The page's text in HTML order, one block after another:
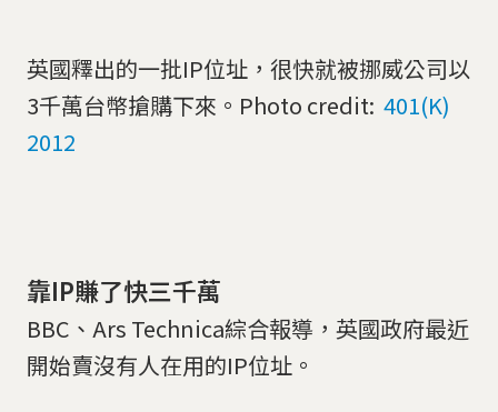
英國釋出的一批IP位址，很快就被挪威公司以
3千萬台幣搶購下來。Photo credit: 401(K)
2012
靠IP賺了快三千萬
BBC、Ars Technica綜合報導，英國政府最近
開始賣沒有人在用的IP位址。